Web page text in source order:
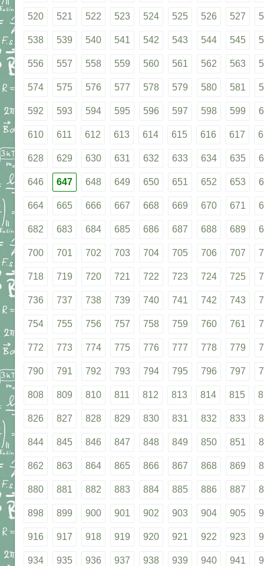
520 521 522 523 524 525 526 527
538 539 540 541 542 543 544 545
556 557 558 559 560 561 562 563
574 575 576 577 578 579 580 581
592 593 594 595 596 597 598 599
610 611 612 613 614 615 616 617
628 629 630 631 632 633 634 635
646 647 648 649 650 651 652 653
664 665 666 667 668 669 670 671
682 683 684 685 686 687 688 689
700 701 702 703 704 705 706 707
718 719 720 721 722 723 724 725
736 737 738 739 740 741 742 743
754 755 756 757 758 759 760 761
772 773 774 775 776 777 778 779
790 791 792 793 794 795 796 797
808 809 810 811 812 813 814 815
826 827 828 829 830 831 832 833
844 845 846 847 848 849 850 851
862 863 864 865 866 867 868 869
880 881 882 883 884 885 886 887
898 899 900 901 902 903 904 905
916 917 918 919 920 921 922 923
934 935 936 937 938 939 940 941